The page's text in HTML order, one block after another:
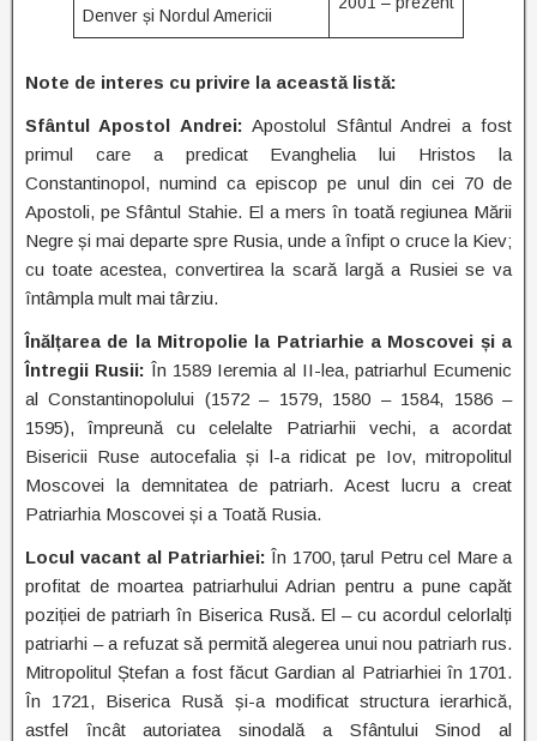
Denver și Nordul Americii
Note de interes cu privire la această listă:
Sfântul Apostol Andrei: Apostolul Sfântul Andrei a fost
primul care a predicat Evanghelia lui Hristos la
Constantinopol, numind ca episcop pe unul din cei 70 de
Apostoli, pe Sfântul Stahie. El a mers în toată regiunea Mării
Negre și mai departe spre Rusia, unde a înfipt o cruce la Kiev;
cu toate acestea, convertirea la scară largă a Rusiei se va
întâmpla mult mai târziu.
Înălțarea de la Mitropolie la Patriarhie a Moscovei și a
Întregii Rusii: În 1589 Ieremia al II-lea, patriarhul Ecumenic
al Constantinopolului (1572 – 1579, 1580 – 1584, 1586 –
1595), împreună cu celelalte Patriarhii vechi, a acordat
Bisericii Ruse autocefalia și l-a ridicat pe Iov, mitropolitul
Moscovei la demnitatea de patriarh. Acest lucru a creat
Patriarhia Moscovei și a Toată Rusia.
Locul vacant al Patriarhiei: În 1700, țarul Petru cel Mare a
profitat de moartea patriarhului Adrian pentru a pune capăt
poziției de patriarh în Biserica Rusă. El – cu acordul celorlalți
patriarhi – a refuzat să permită alegerea unui nou patriarh rus.
Mitropolitul Ștefan a fost făcut Gardian al Patriarhiei în 1701.
În 1721, Biserica Rusă și-a modificat structura ierarhică,
astfel încât autoriatea sinodală a Sfântului Sinod al